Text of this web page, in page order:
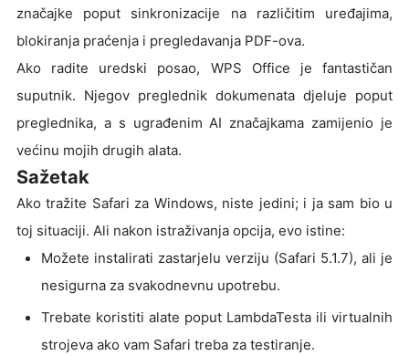
značajke poput sinkronizacije na različitim uređajima,
blokiranja praćenja i pregledavanja PDF-ova.
Ako radite uredski posao, WPS Office je fantastičan
suputnik. Njegov preglednik dokumenata djeluje poput
preglednika, a s ugrađenim AI značajkama zamijenio je
većinu mojih drugih alata.
Sažetak
Ako tražite Safari za Windows, niste jedini; i ja sam bio u
toj situaciji. Ali nakon istraživanja opcija, evo istine:
Možete instalirati zastarjelu verziju (Safari 5.1.7), ali je
nesigurna za svakodnevnu upotrebu.
Trebate koristiti alate poput LambdaTesta ili virtualnih
strojeva ako vam Safari treba za testiranje.